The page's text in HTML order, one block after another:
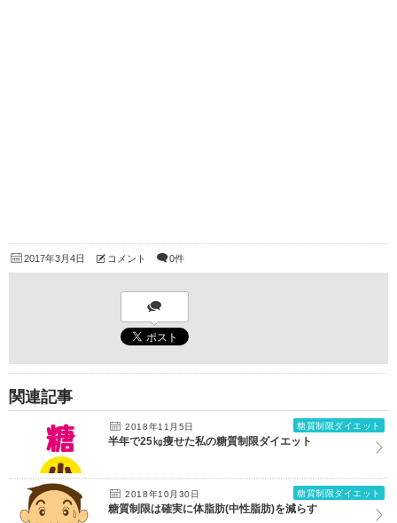
2017年3月4日 コメント 0件
関連記事
2018年11月5日 糖質制限ダイエット
半年で25㎏痩せた私の糖質制限ダイエット
2018年10月30日 糖質制限ダイエット
糖質制限は確実に体脂肪(中性脂肪)を減らす